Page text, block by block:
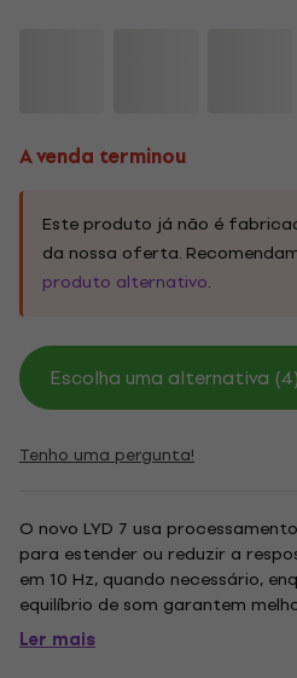
A venda terminou
Este produto já não é
da nossa oferta.
produto alternativo.
Escolha uma alternativa (4)
Tenho uma pergunta!
O novo LYD 7 usa
para estender ou reduzir a
em 10 Hz, quando necessário,
equilíbrio de som garantem
qualquer ambiente. Comparado
menor, o woofer maior do LYD 7
Ler mais